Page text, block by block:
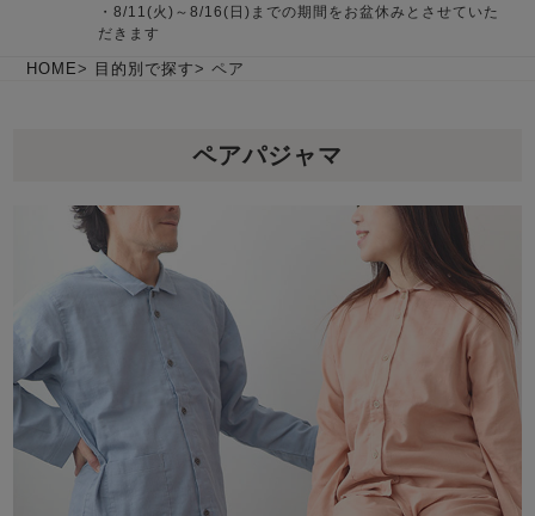
春 冬
メンズパジャマ
オーガニック素材 サテン織り
サッカー/ちぢみ 楊
柳
ニット/ストレッチ 起毛/フランネル
敏感肌用
パジャマ
入院・介護
胸が目立たない
パジャマ
体型別におすすめパジ
年齢別におすすめパジ
ャマ
ルームウェア
かぶり ワンピース
胸がすけない
羽織・バスロ
ーブ
上着単品
ズボン単品
夏パジャマ特集 つくるパジャマとは
について
お買い物ガイド 安心の日本製
・8/11(火)～8/16(日)までの期間をお盆休みとさせていた
だきます
HOME 目的別で探す ペア
ペアパジャマ